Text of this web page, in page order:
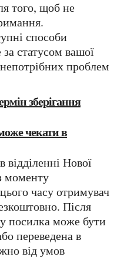
того, щоб не
способи
статусом вашої
проблем
моменту
часу отримувач
Після
посилка може бути
переведена в
від умов